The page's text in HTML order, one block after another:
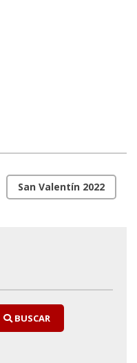
San Valentín 2022
BUSCAR